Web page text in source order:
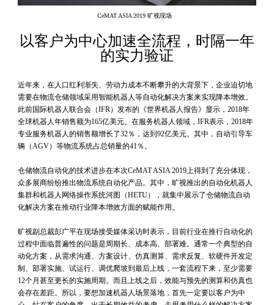
CeMAT ASIA 2019 旷视现场
以客户为中心加速全流程，时隔一年
的实力验证
近年来，在人口红利渐失、劳动力成本不断攀升的大背景下，企业迫切地
需要在物流仓储领域采用智能机器人等自动化解决方案来实现降本增效。
此前国际机器人联合会（IFR）发布的《世界机器人报告》显示，2018年
全球机器人年销售额为165亿美元。在服务机器人领域，IFR表示，2018年
专业服务机器人的销售额增长了32％，达到92亿美元。其中，自动引导车
辆（AGV）等物流系统占总销量的41％。
仓储物流自动化的技术进步在本次CeMAT ASIA 2019上得到了充分体现，
众多展商纷纷推出物流系统自动化产品。其中，旷视推出的自动化机器人
集群和机器人网络操作系统河图（HETU），就集中展示了仓储物流自动
化解决方案在推动行业降本增效方面的赋能作用。
旷视副总裁彭广平在现场接受媒体采访时表示，目前行业在推行自动化的
过程中面临普遍性的问题是周期长、成本高、部署难。通常一个典型的自
动化方案，从需求沟通、方案设计、仿真测算、需求反复、软硬件开发定
制、部署实施、试运行、调优爬坡到最后上线，一套流程下来，至少需要
12个月甚至更长的实施周期。而且上线之后，效能与预先的测算和仿真也
会存在差距。所以，要想加速机器人场景落地，首先一定要以客户为中